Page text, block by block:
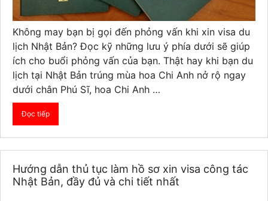
Không may bạn bị gọi đến phỏng vấn khi xin visa du
lịch Nhật Bản? Đọc kỹ những lưu ý phía dưới sẽ giúp
ích cho buổi phỏng vấn của bạn. Thật hay khi bạn du
lịch tại Nhật Bản trúng mùa hoa Chi Anh nở rộ ngay
dưới chân Phú Sĩ, hoa Chi Anh …
Đọc tiếp
Hướng dẫn thủ tục làm hồ sơ xin visa công tác
Nhật Bản, đầy đủ và chi tiết nhất